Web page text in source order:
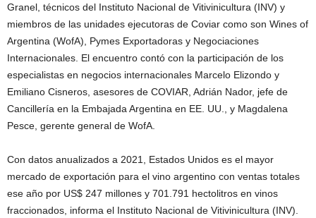
Granel, técnicos del Instituto Nacional de Vitivinicultura (INV) y
miembros de las unidades ejecutoras de Coviar como son Wines of
Argentina (WofA), Pymes Exportadoras y Negociaciones
Internacionales. El encuentro contó con la participación de los
especialistas en negocios internacionales Marcelo Elizondo y
Emiliano Cisneros, asesores de COVIAR, Adrián Nador, jefe de
Cancillería en la Embajada Argentina en EE. UU., y Magdalena
Pesce, gerente general de WofA.
Con datos anualizados a 2021, Estados Unidos es el mayor
mercado de exportación para el vino argentino con ventas totales
ese año por US$ 247 millones y 701.791 hectolitros en vinos
fraccionados, informa el Instituto Nacional de Vitivinicultura (INV).